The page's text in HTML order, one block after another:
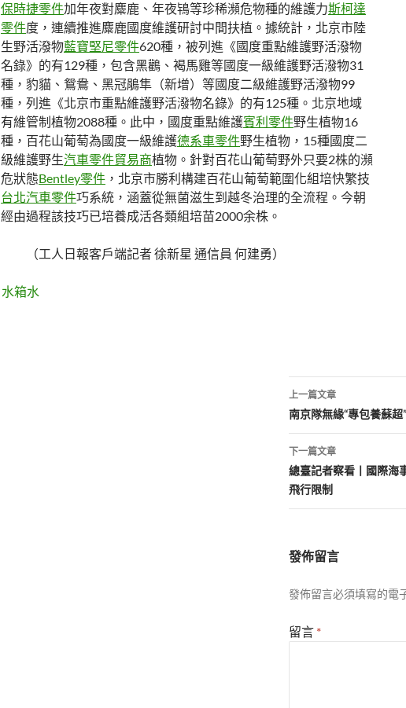
保時捷零件加年夜對麋鹿、年夜鴇等珍稀瀕危物種的維護力斯柯達
零件度，連續推進麋鹿國度維護研討中間扶植。據統計，北京市陸
生野活潑物藍寶堅尼零件620種，被列進《國度重點維護野活潑物
名錄》的有129種，包含黑鸛、褐馬雞等國度一級維護野活潑物31
種，豹貓、鴛鴦、黑冠鵑隼（新增）等國度二級維護野活潑物99
種，列進《北京市重點維護野活潑物名錄》的有125種。北京地域
有維管制植物2088種。此中，國度重點維護賓利零件野生植物16
種，百花山葡萄為國度一級維護德系車零件野生植物，15種國度二
級維護野生汽車零件貿易商植物。針對百花山葡萄野外只要2株的瀕
危狀態Bentley零件 ，北京市勝利構建百花山葡萄範圍化組培快繁技
台北汽車零件巧系統，涵蓋從無菌滋生到越冬治理的全流程。今朝
經由過程該技巧已培養成活各類組培苗2000余株。
（工人日報客戶端記者 徐新星 通信員 何建勇）
水箱水
文
章
導
覽
上一篇文章
南京隊無緣“專包養蘇超
下一篇文章
總臺記者察看丨國際海
飛行限制
發佈留言
發佈留言必須填寫的電
留言 *